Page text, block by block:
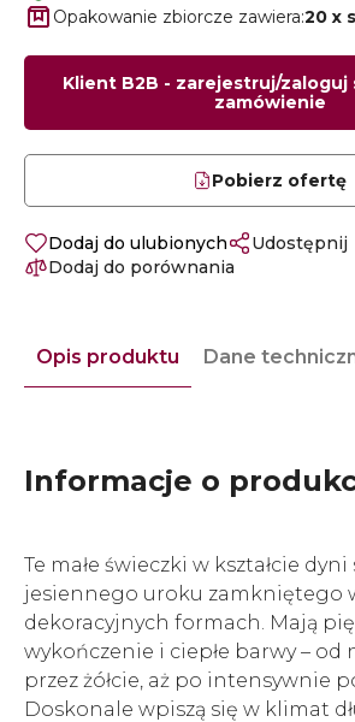
Opakowanie zbiorcze zawiera:20 x
Klient B2B - zarejestruj/zaloguj
zamówienie
Pobierz ofertę
Dodaj do ulubionych
Udostępnij
Dodaj do porównania
Opis produktu Dane
Informacje o
Te małe świeczki w kształcie
jesiennego uroku zamkniętego
dekoracyjnych formach. Mają
wykończenie i ciepłe barwy – od
przez żółcie, aż po intensywnie
Doskonale wpiszą się w klimat